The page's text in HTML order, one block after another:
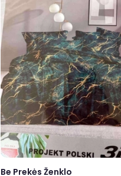
Be Prekės Ženklo